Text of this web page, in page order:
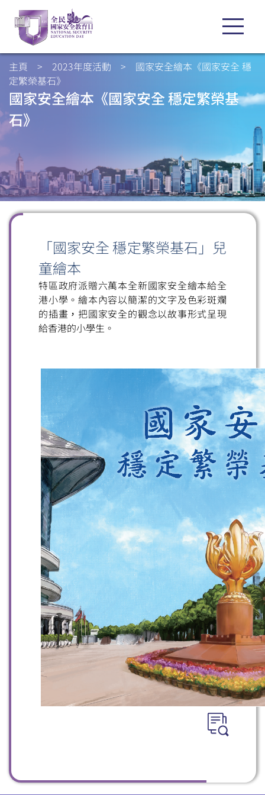
主頁 > 2023年度活動 > 國家安全繪本《國家安全 穩
定繁榮基石》
國家安全繪本《國家安全 穩定繁榮基
石》
「國家安全 穩定繁榮基石」兒
童繪本
特區政府派贈六萬本全新國家安全繪本給全
港小學。繪本內容以簡潔的文字及色彩斑斕
的插畫，把國家安全的觀念以故事形式呈現
給香港的小學生。
掃一掃關注我們的社交媒體，緊貼最新資訊！
微信 微博 小紅書